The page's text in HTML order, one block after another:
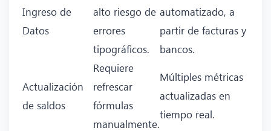
Ingreso de
Datos
alto riesgo de
errores
tipográficos.
automatizado, a
partir de facturas y
bancos.
Actualización
de saldos
Requiere
refrescar
fórmulas
manualmente.
Múltiples métricas
actualizadas en
tiempo real.